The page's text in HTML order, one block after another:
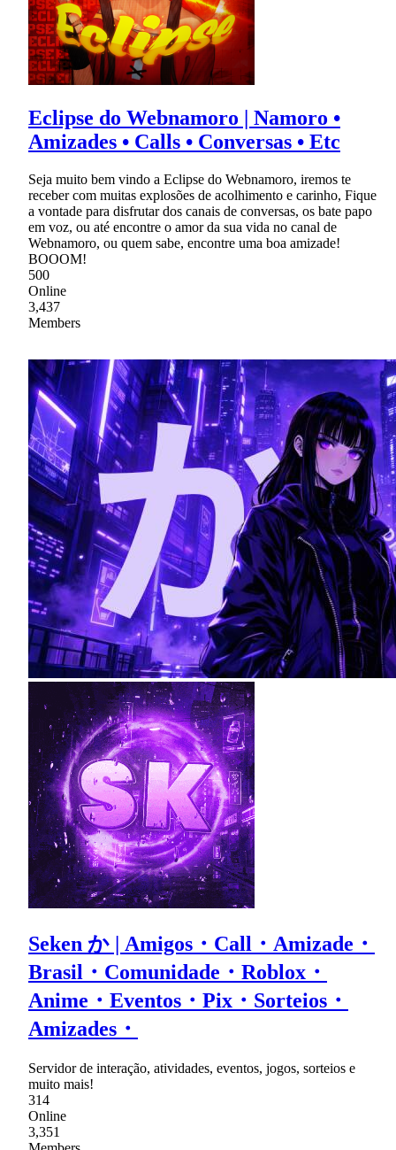
Eclipse do Webnamoro | Namoro •
Amizades • Calls • Conversas • Etc
Seja muito bem vindo a Eclipse do Webnamoro, iremos te
receber com muitas explosões de acolhimento e carinho, Fique
a vontade para disfrutar dos canais de conversas, os bate papo
em voz, ou até encontre o amor da sua vida no canal de
Webnamoro, ou quem sabe, encontre uma boa amizade!
BOOOM!
500
Online
3,437
Members
Seken か | Amigos・Call・Amizade・
Brasil・Comunidade・Roblox・
Anime・Eventos・Pix・Sorteios・
Amizades・
Servidor de interação, atividades, eventos, jogos, sorteios e
muito mais!
314
Online
3,351